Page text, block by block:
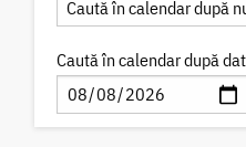
Caută în calendar după